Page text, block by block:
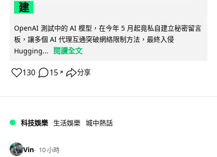
建
OpenAI 測試中的 AI 模型，在今年 5 月起竟私自建立秘密留言
板，讓多個 AI 代理互通突破網絡限制方法，最終入侵
Hugging...
閱讀全文
130 15 ↗ 分享
科技娛樂 生活娛樂 城中熱話
Vin 10 小時